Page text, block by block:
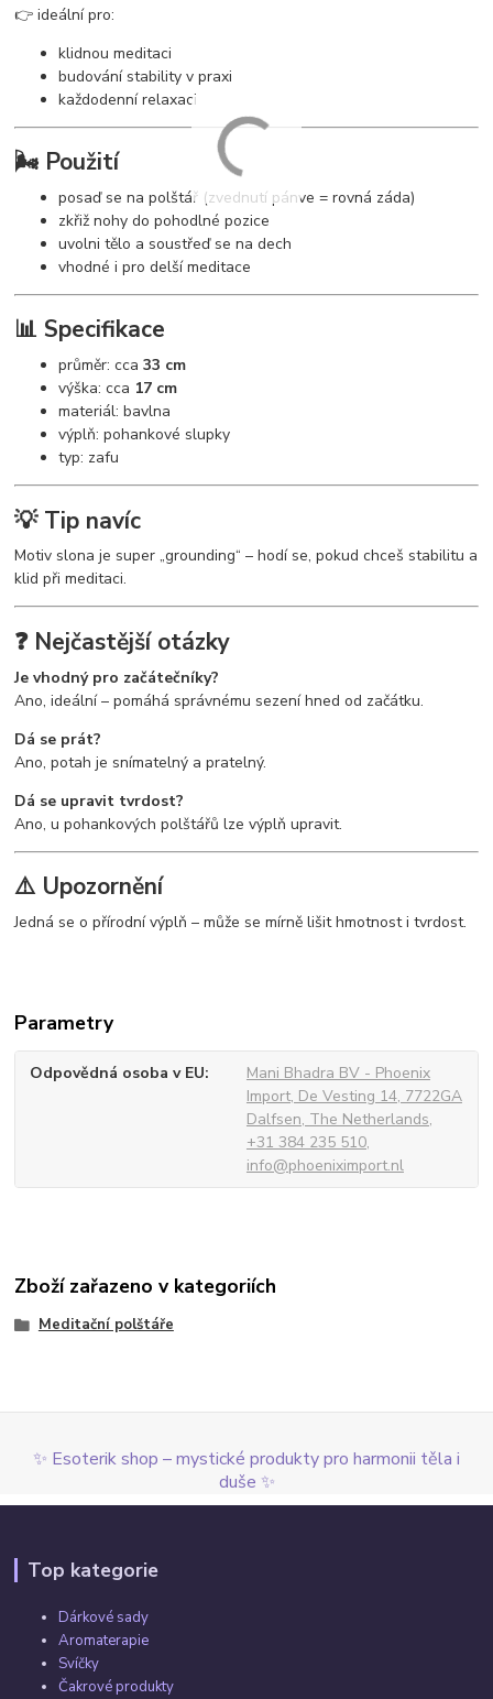
👉 ideální pro:
klidnou meditaci
budování stability v praxi
každodenní relaxaci
🌬️ Použití
posaď se na polštář (zvednutí pánve = rovná záda)
zkřiž nohy do pohodlné pozice
uvolni tělo a soustřeď se na dech
vhodné i pro delší meditace
📊 Specifikace
průměr: cca33 cm
výška: cca 17 cm
materiál: bavlna
výplň: pohankové slupky
typ: zafu
💡 Tip navíc
Motiv slona je super „grounding“ – hodí se, pokud chceš stabilitu a
klid při meditaci.
❓ Nejčastější otázky
Je vhodný pro začátečníky?
Ano, ideální – pomáhá správnému sezení hned od začátku.
Dá se prát?
Ano, potah je snímatelný a pratelný.
Dá se upravit tvrdost?
Ano, u pohankových polštářů lze výplň upravit.
⚠️ Upozornění
Jedná se o přírodní výplň – může se mírně lišit hmotnost i tvrdost.
Parametry
Odpovědná osoba v EU
Mani Bhadra BV - Phoenix
Import, De Vesting 14, 7722GA
Dalfsen, The Netherlands,
+31 384 235 510,
info@phoeniximport.nl
Zboží zařazeno v kategoriích
Meditační polštáře
✨ Esoterik shop – mystické produkty pro harmonii těla i
duše ✨
Top kategorie
Dárkové sady
Aromaterapie
Svíčky
Čakrové produkty